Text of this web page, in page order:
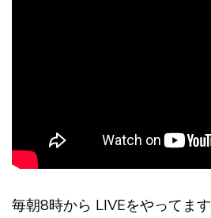
毎朝8時から LIVEをやってます